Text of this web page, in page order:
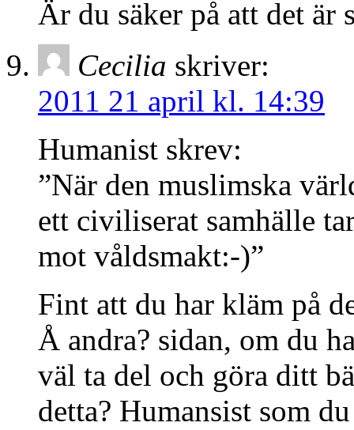
Är du säker på att det är
Cecilia skriver:
2011 21 april kl. 14:39
Humanist skrev:
”När den muslimska
ett civiliserat samhälle
mot våldsmakt:-)”
Fint att du har kläm på
Å andra? sidan, om du
väl ta del och göra ditt
detta? Humansist som